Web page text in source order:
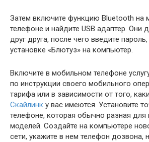
Затем включите функцию Bluetooth на
телефоне и найдите USB адаптер. Они
друг друга, после чего введите
установке «Блютуз» на компьютер.
Включите в мобильном телефоне
по инструкции своего мобильного
тарифа или в зависимости от того,
Скайлинк у вас имеются. Установите
телефоне, которая обычно разная для
моделей. Создайте на компьютере
сети, укажите в нем телефон дозвона,